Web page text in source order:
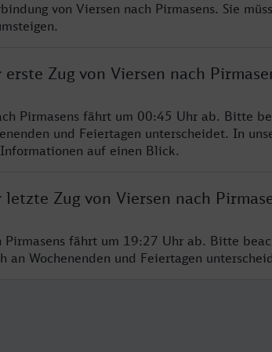
von Viersen nach Pirmasens. Sie
Zug von Viersen nach
Pirmasens fährt um 00:45 Uhr ab. Bitte
und Feiertagen unterscheidet. In
auf einen Blick.
Zug von Viersen nach
Pirmasens fährt um 19:27 Uhr ab. Bitte
an Wochenenden und Feiertagen